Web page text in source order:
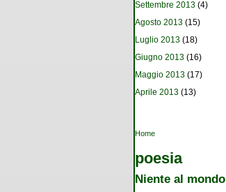
Settembre 2013 (4)
Agosto 2013 (15)
Luglio 2013 (18)
Giugno 2013 (16)
Maggio 2013 (17)
Aprile 2013 (13)
Tu sei qui
Home
poesia
Niente al mondo